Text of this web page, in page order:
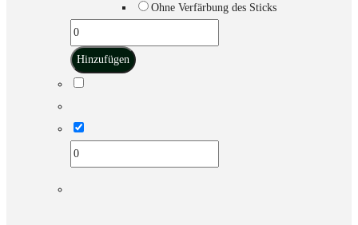
Ohne Verfärbung des Sticks
Hinzufügen